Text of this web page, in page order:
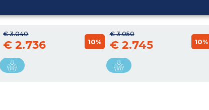
€ 3.040
€ 2.736
€ 3.050
10% € 2.745 10%